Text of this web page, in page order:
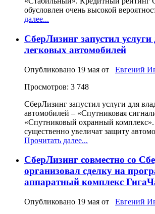
обусловлен очень высокой
далее...
СберЛизинг запустил услуги
легковых автомобилей
Опубликовано 19 мая от Евгений
Просмотров: 3 748
СберЛизинг запустил услуги для
автомобилей – «Спутниковая
«Спутниковый охранный
существенно увеличат защиту
Прочитать далее...
СберЛизинг совместно со
организовал сделку на
аппаратный комплекс
Опубликовано 19 мая от Евгений